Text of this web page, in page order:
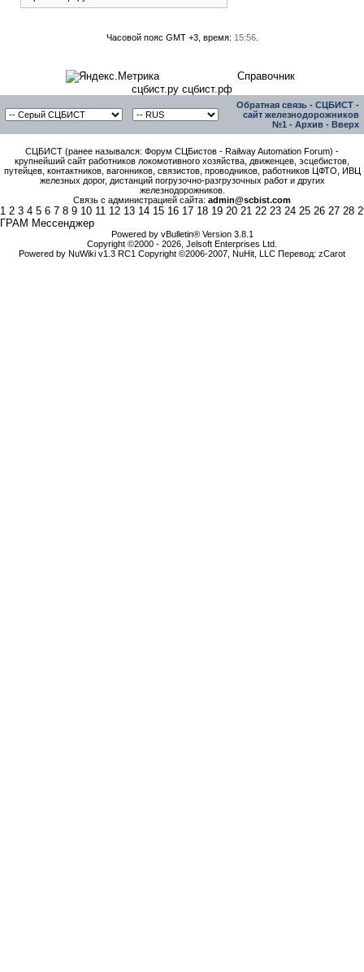
Часовой пояс GMT +3, время: 15:56.
Справочник
сцбист.ру сцбист.рф
Обратная связь - СЦБИСТ -
сайт железнодорожников
№1 - Архив - Вверх
СЦБИСТ (ранее назывался: Форум СЦБистов - Railway Automation Forum) -
крупнейший сайт работников локомотивного хозяйства, движенцев, эсцебистов,
путейцев, контактников, вагонников, связистов, проводников, работников ЦФТО, ИВЦ
железных дорог, дистанций погрузочно-разгрузочных работ и других
железнодорожников.
Связь с администрацией сайта: admin@scbist.com
1 2 3 4 5 6 7 8 9 10 11 12 13 14 15 16 17 18 19 20 21 22 23 24 25 26 27 28
ГРАМ Мессенджер
Powered by vBulletin® Version 3.8.1
Copyright ©2000 - 2026, Jelsoft Enterprises Ltd.
Powered by NuWiki v1.3 RC1 Copyright ©2006-2007, NuHit, LLC Перевод: zCarot